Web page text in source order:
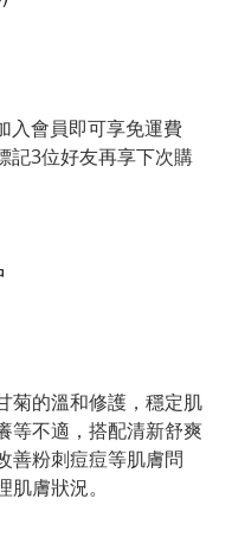
入會員即可享免運費
記3位好友再享下次購
菊的溫和修護，穩定肌
等不適，搭配清新舒爽
善粉刺痘痘等肌膚問
膚狀況。